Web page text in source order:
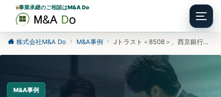
Menu
事業承継のご相談はM&A Do
株式会社M&A Do M&A事例 Jトラスト＜8508＞、西京銀行傘下の西京カードを子会社化
M&A事例